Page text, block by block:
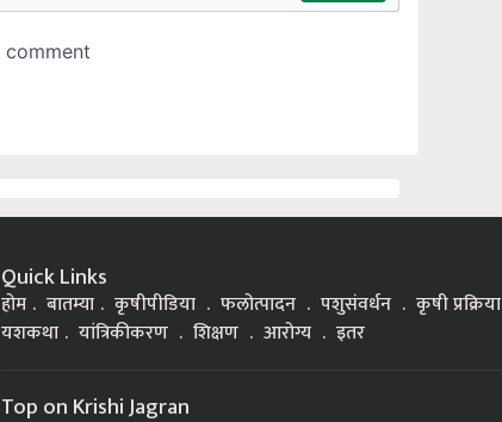
Quick Links
होम बातम्या कृषीपीडिया फलोत्पादन पशुसंवर्धन
कृषी प्रक्रिया
यशकथा
यांत्रिकीकरण शिक्षण आरोग्य इतर
Top on Krishi Jagran